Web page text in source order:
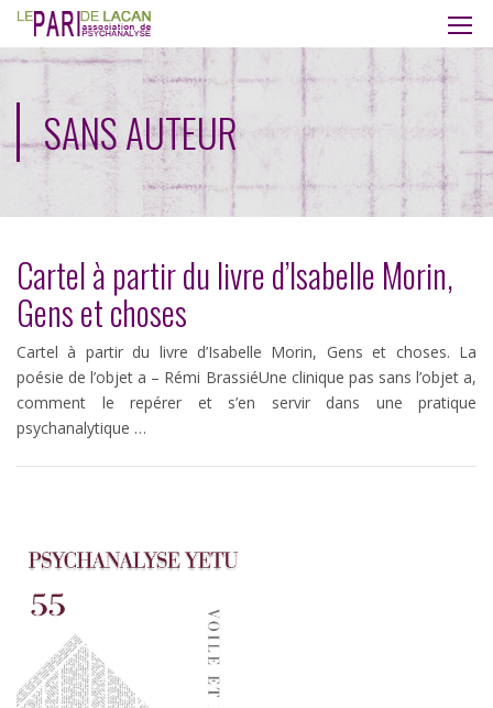
SANS AUTEUR
Cartel à partir du livre d’Isabelle Morin,
Gens et choses
Cartel à partir du livre d’Isabelle Morin, Gens et choses. La
poésie de l’objet a – Rémi BrassiéUne clinique pas sans l’objet a,
comment le repérer et s’en servir dans une pratique
psychanalytique …